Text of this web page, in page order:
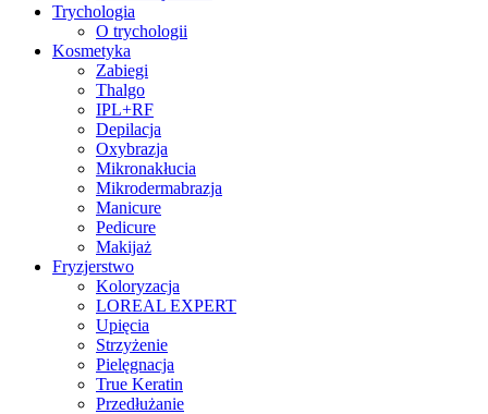
Trychologia
O trychologii
Kosmetyka
Zabiegi
Thalgo
IPL+RF
Depilacja
Oxybrazja
Mikronakłucia
Mikrodermabrazja
Manicure
Pedicure
Makijaż
Fryzjerstwo
Koloryzacja
LOREAL EXPERT
Upięcia
Strzyżenie
Pielęgnacja
True Keratin
Przedłużanie